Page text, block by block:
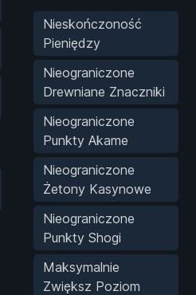
Nieskończoność
Pieniędzy
Nieograniczone
Drewniane Znaczniki
Nieograniczone
Punkty Akame
Nieograniczone
Żetony Kasynowe
Nieograniczone
Punkty Shogi
Maksymalnie
Zwiększ Poziom